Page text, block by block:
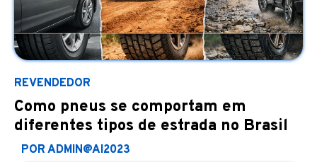
REVENDEDOR
Como pneus se comportam em
diferentes tipos de estrada no Brasil
POR ADMIN@AI2023